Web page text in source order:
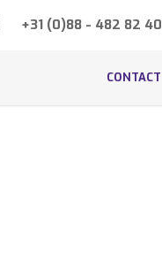
+31 (0)88 - 482 82 40
CONTACT